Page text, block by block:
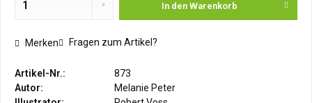
In den Warenkorb
Merken Fragen zum Artikel?
Artikel-Nr.:
873
Autor:
Melanie Peter